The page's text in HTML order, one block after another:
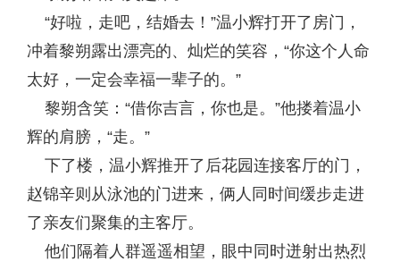
“好啦，走吧，结婚去！”温小辉打开了房门，
冲着黎朔露出漂亮的、灿烂的笑容，“你这个人命
太好，一定会幸福一辈子的。”
黎朔含笑：“借你吉言，你也是。”他搂着温小
辉的肩膀，“走。”
下了楼，温小辉推开了后花园连接客厅的门，
赵锦辛则从泳池的门进来，俩人同时间缓步走进
了亲友们聚集的主客厅。
他们隔着人群遥遥相望，眼中同时迸射出热烈